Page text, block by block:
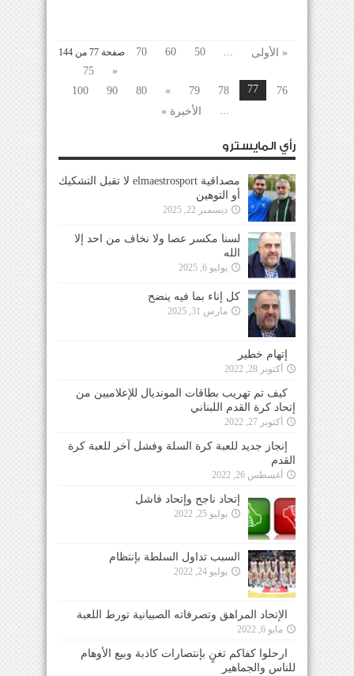
صفحة 77 من 144 « الأولى ...
50
60
70
«
75
76
77
78
79
»
80
90
100
...
الأخيرة »
رأي المايسترو
مصداقية elmaestrosport لا تقبل التشكيك
أو التوهين
ديسمبر 22, 2025
لسنا مكسر عصا ولا نخاف من احد إلا
الله
يوليو 6, 2025
كل إناء بما فيه ينضح
مارس 31, 2025
إتهام خطير
أكتوبر 28, 2022
كيف تم تهريب بطاقات المونديال للإعلاميين من
إتحاد كرة القدم اللبناني
أكتوبر 27, 2022
إنجاز جديد للعبة كرة السلة وفشل آخر للعبة كرة
القدم
أغسطس 26, 2022
إتحاد ناجح وإتحاد فاشل
يوليو 25, 2022
السبب تداول السلطة بإنتظام
يوليو 24, 2022
الإتحاد المراهق وتصرفاته الصبيانية تورط اللعبة
مايو 6, 2022
ارحلوا كفاكم تغنٍ بإنتصارات كاذبة وبيع الأوهام
للناس والجماهير